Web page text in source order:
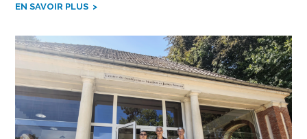
EN SAVOIR PLUS